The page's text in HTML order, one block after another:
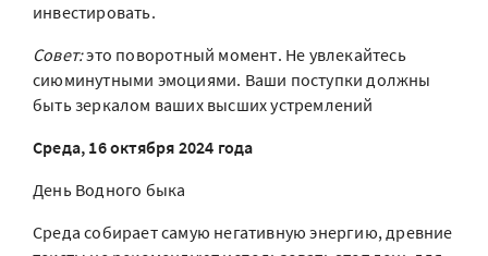
инвестировать.
Совет:это поворотный момент. Не увлекайтесь
сиюминутными эмоциями. Ваши поступки должны
быть зеркалом ваших высших устремлений
Среда, 16 октября 2024 года
День Водного быка
Среда собирает самую негативную энергию, древние